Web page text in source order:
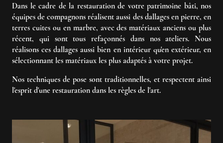
Dans le cadre de la restauration de votre patrimoine bâti, nos
équipes de compagnons réalisent aussi des dallages en pierre, en
terres cuites ou en marbre, avec des matériaux anciens ou plus
récent, qui sont tous refaçonnés dans nos ateliers. Nous
réalisons ces dallages aussi bien en intérieur qu'en extérieur, en
sélectionnant les matériaux les plus adaptés à votre projet.
Nos techniques de pose sont traditionnelles, et respectent ainsi
l'esprit d'une restauration dans les règles de l'art.